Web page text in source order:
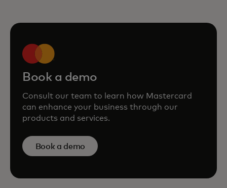
Book a demo
Consult our team to learn how Mastercard
can enhance your business through our
products and services.
Book a demo